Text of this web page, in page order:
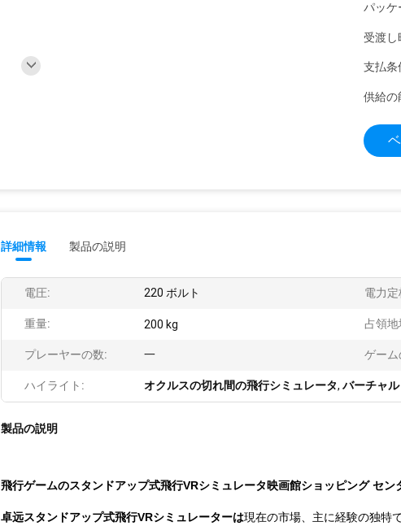
パッケ
受渡し
支払条
供給の
詳細情報 製品の説明
電圧: 220 ボルト 電力定
重量: 200 kg 占領地
プレーヤーの数: 一 ゲーム
ハイライト: オクルスの切れ間の飛行シミュレータ, バーチャ
製品の説明
飛行ゲームのスタンドアップ式飛行VRシミュレータ映画館ショッピング セン
卓远スタンドアップ式飛行VRシミュレーターは現在の市場、主に経験の独特